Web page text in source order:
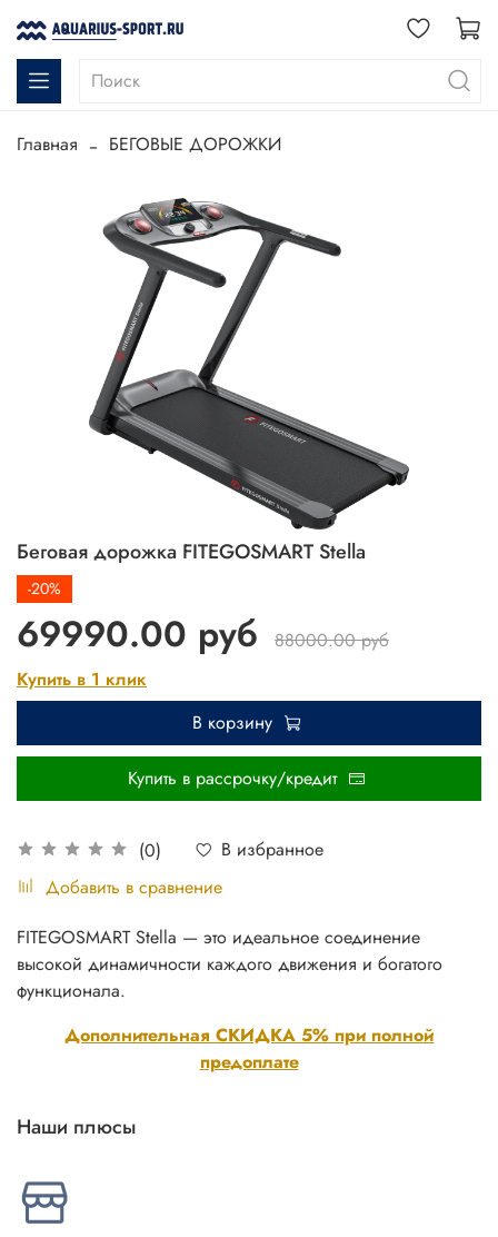
Главная БЕГОВЫЕ ДОРОЖКИ
Беговая дорожка FITEGOSMART Stella
(0)
В избранное
Добавить в сравнение
-20%
69990.00 руб
88000.00 руб
Купить в 1 клик
В корзину
Купить в рассрочку/кредит
Дополнительная СКИДКА 5% при полной
предоплате
FITEGOSMART Stella — это идеальное соединение
высокой динамичности каждого движения и богатого
функционала.
Наши плюсы